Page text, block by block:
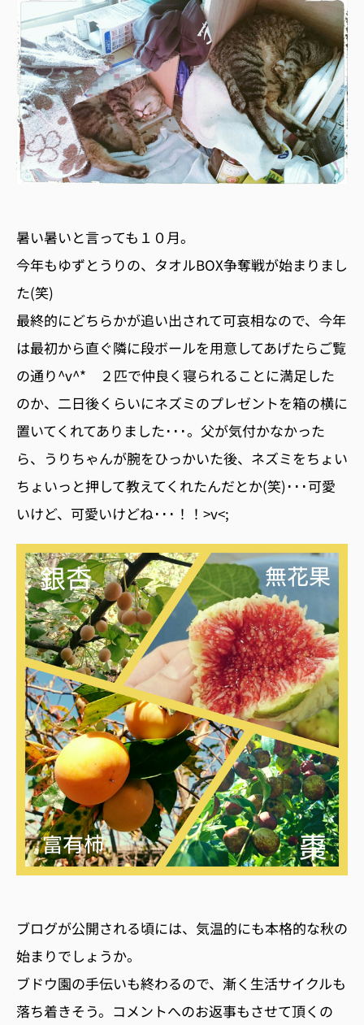
暑い暑いと言っても１０月。
今年もゆずとうりの、タオルBOX争奪戦が始まりまし
た(笑)
最終的にどちらかが追い出されて可哀相なので、今年
は最初から直ぐ隣に段ボールを用意してあげたらご覧
の通り^v^* ２匹で仲良く寝られることに満足した
のか、二日後くらいにネズミのプレゼントを箱の横に
置いてくれてありました･･･。父が気付かなかった
ら、うりちゃんが腕をひっかいた後、ネズミをちょい
ちょいっと押して教えてくれたんだとか(笑)･･･可愛
いけど、可愛いけどね･･･！！>v<;
ブログが公開される頃には、気温的にも本格的な秋の
始まりでしょうか。
ブドウ園の手伝いも終わるので、漸く生活サイクルも
落ち着きそう。コメントへのお返事もさせて頂くの